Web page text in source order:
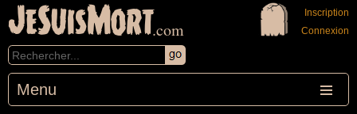
JeSuisMort.com
Menu
Inscription
Connexion